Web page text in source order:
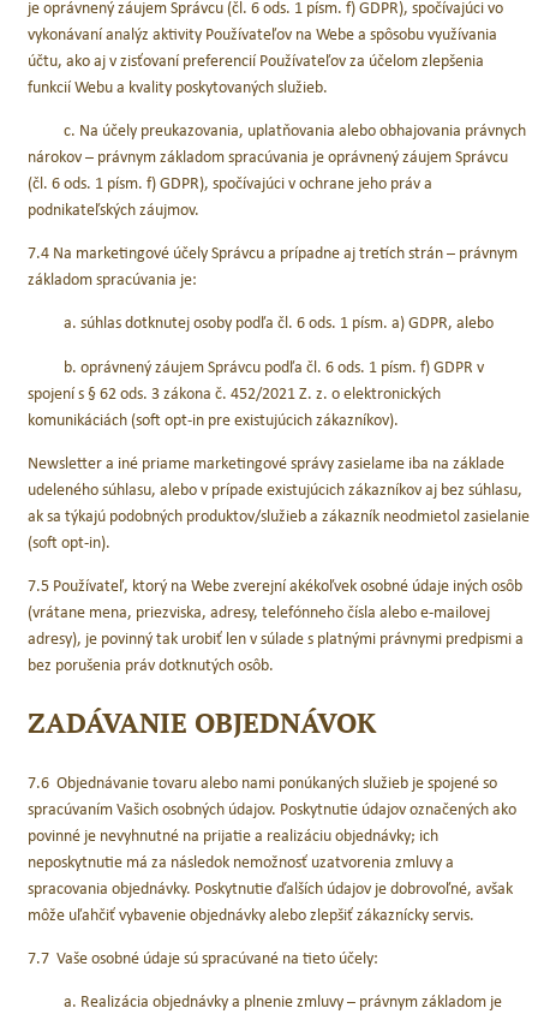
je oprávnený záujem Správcu (čl. 6 ods. 1 písm. f) GDPR), spočívajúci vo
vykonávaní analýz aktivity Používateľov na Webe a spôsobu využívania
účtu, ako aj v zisťovaní preferencií Používateľov za účelom zlepšenia
funkcií Webu a kvality poskytovaných služieb.
c. Na účely preukazovania, uplatňovania alebo obhajovania právnych
nárokov – právnym základom spracúvania je oprávnený záujem Správcu
(čl. 6 ods. 1 písm. f) GDPR), spočívajúci v ochrane jeho práv a
podnikateľských záujmov.
7.4 Na marketingové účely Správcu a prípadne aj tretích strán – právnym
základom spracúvania je:
a. súhlas dotknutej osoby podľa čl. 6 ods. 1 písm. a) GDPR, alebo
b. oprávnený záujem Správcu podľa čl. 6 ods. 1 písm. f) GDPR v
spojení s § 62 ods. 3 zákona č. 452/2021 Z. z. o elektronických
komunikáciách (soft opt-in pre existujúcich zákazníkov).
Newsletter a iné priame marketingové správy zasielame iba na základe
udeleného súhlasu, alebo v prípade existujúcich zákazníkov aj bez súhlasu,
ak sa týkajú podobných produktov/služieb a zákazník neodmietol zasielanie
(soft opt-in).
7.5 Používateľ, ktorý na Webe zverejní akékoľvek osobné údaje iných osôb
(vrátane mena, priezviska, adresy, telefónneho čísla alebo e-mailovej
adresy), je povinný tak urobiť len v súlade s platnými právnymi predpismi a
bez porušenia práv dotknutých osôb.
ZADÁVANIE OBJEDNÁVOK
7.6 Objednávanie tovaru alebo nami ponúkaných služieb je spojené so
spracúvaním Vašich osobných údajov. Poskytnutie údajov označených ako
povinné je nevyhnutné na prijatie a realizáciu objednávky; ich
neposkytnutie má za následok nemožnosť uzatvorenia zmluvy a
spracovania objednávky. Poskytnutie ďalších údajov je dobrovoľné, avšak
môže uľahčiť vybavenie objednávky alebo zlepšiť zákaznícky servis.
7.7 Vaše osobné údaje sú spracúvané na tieto účely:
a. Realizácia objednávky a plnenie zmluvy – právnym základom je